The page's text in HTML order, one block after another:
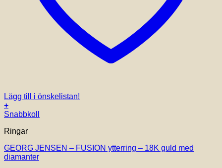
Lägg till i önskelistan!
+
Den
produkten
flera
varianter.
Snabbkoll
Ringar
GEORG JENSEN – FUSION ytterring – 18K guld med
diamanter